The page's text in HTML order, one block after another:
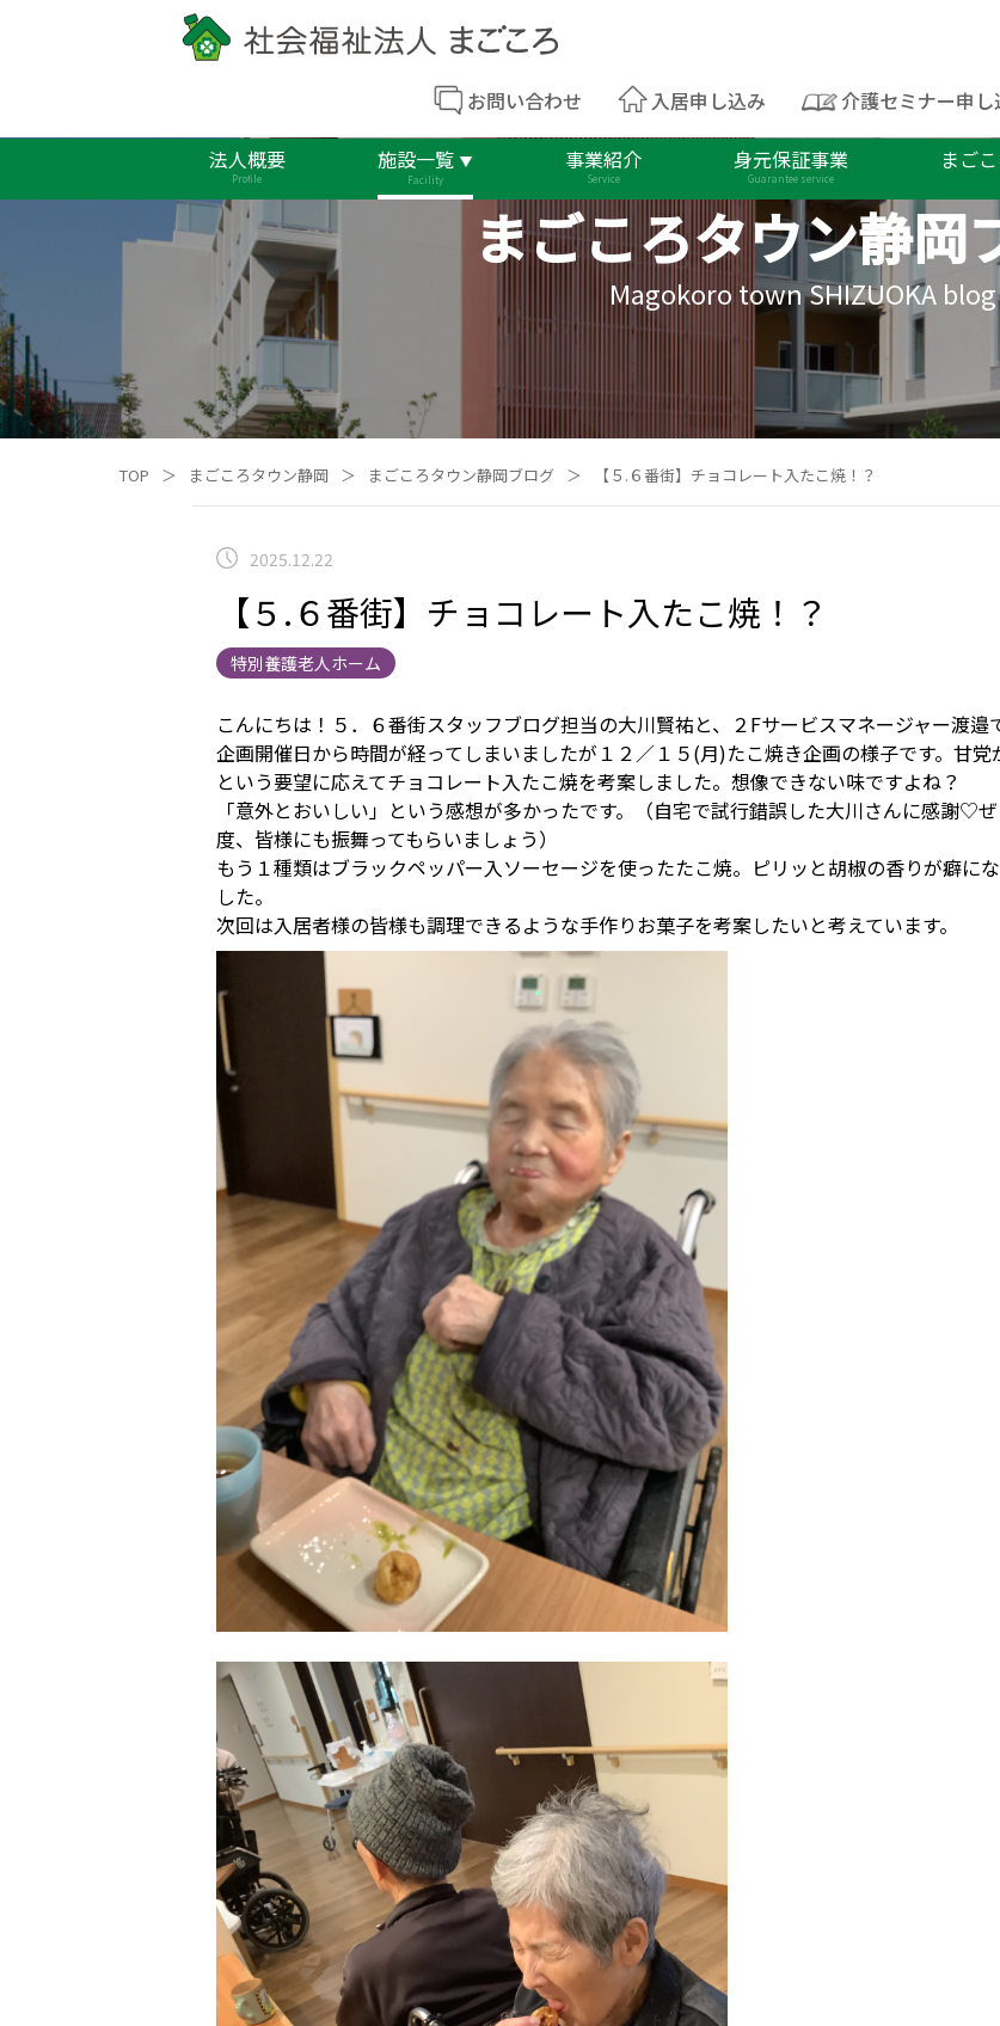
お問い合わせ 入居申し込み 介護セミナー申し
法人概要
Profile
施設一覧
Facility
事業紹介
Service
身元保証事業
Guarantee service
まご
まごころタウン静岡
Magokoro town SHIZUOKA blog
TOP ＞ まごころタウン静岡 ＞ まごころタウン静岡ブログ ＞ 【５.６番街】チョコレート入たこ焼！？
2025.12.22
【５.６番街】チョコレート入たこ焼！？
特別養護老人ホーム
こんにちは！５．６番街スタッフブログ担当の大川賢祐と、２Fサービスマネージャー渡邉
企画開催日から時間が経ってしまいましたが１２／１５(月)たこ焼き企画の様子です。甘党
という要望に応えてチョコレート入たこ焼を考案しました。想像できない味ですよね？
「意外とおいしい」という感想が多かったです。（自宅で試行錯誤した大川さんに感謝♡
度、皆様にも振舞ってもらいましょう）
もう１種類はブラックペッパー入ソーセージを使ったたこ焼。ピリッと胡椒の香りが癖に
した。
次回は入居者様の皆様も調理できるような手作りお菓子を考案したいと考えています。